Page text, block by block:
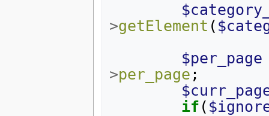
>getElement (
$per_page
>per_page ;
if (